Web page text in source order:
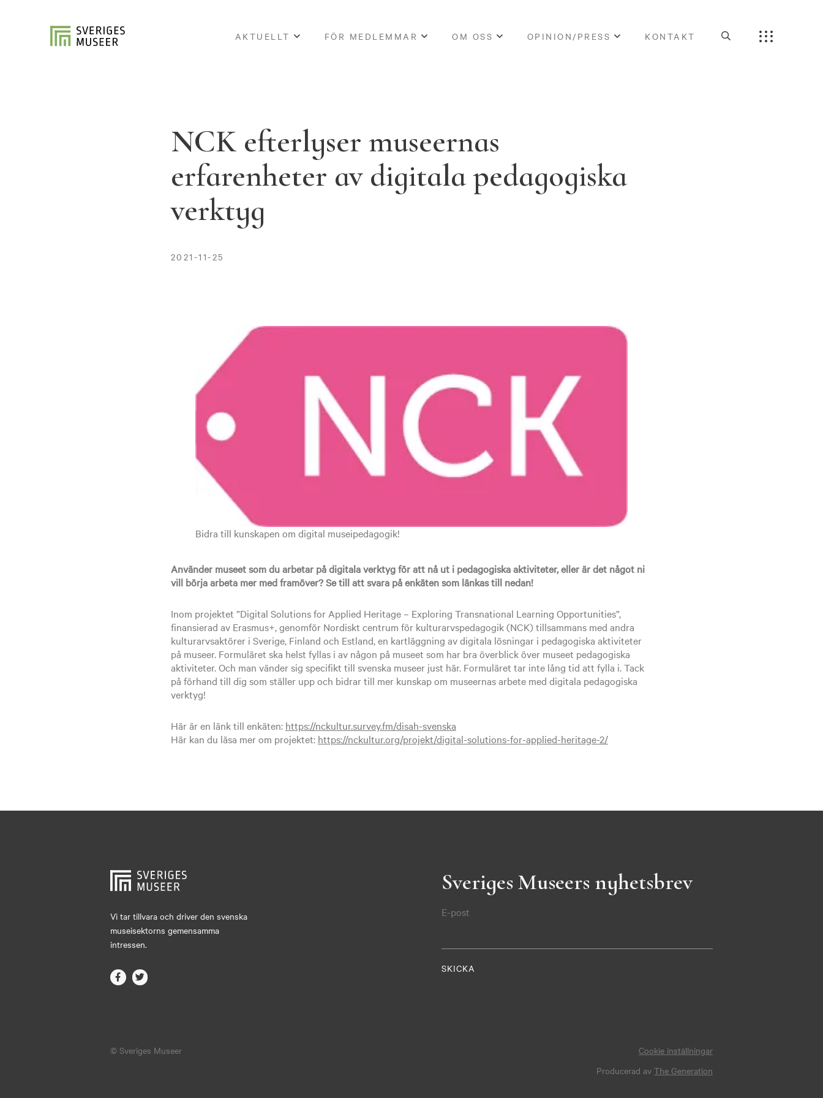
AKTUELLT FÖR MEDLEMMAR OM OSS OPINION/PRESS KONTAKT
NCK efterlyser museernas
erfarenheter av digitala pedagogiska
verktyg
2021-11-25
Bidra till kunskapen om digital museipedagogik!
Använder museet som du arbetar på digitala verktyg för att nå ut i pedagogiska aktiviteter, eller är det något ni
vill börja arbeta mer med framöver? Se till att svara på enkäten som länkas till nedan!
Inom projektet ”Digital Solutions for Applied Heritage – Exploring Transnational Learning Opportunities”,
finansierad av Erasmus+, genomför Nordiskt centrum för kulturarvspedagogik (NCK) tillsammans med andra
kulturarvsaktörer i Sverige, Finland och Estland, en kartläggning av digitala lösningar i pedagogiska aktiviteter
på museer. Formuläret ska helst fyllas i av någon på museet som har bra överblick över museet pedagogiska
aktiviteter. Och man vänder sig specifikt till svenska museer just här. Formuläret tar inte lång tid att fylla i. Tack
på förhand till dig som ställer upp och bidrar till mer kunskap om museernas arbete med digitala pedagogiska
verktyg!
Här är en länk till enkäten: https://nckultur.survey.fm/disah-svenska
Här kan du läsa mer om projektet: https://nckultur.org/projekt/digital-solutions-for-applied-heritage-2/
Vi tar tillvara och driver den svenska
museisektorns gemensamma
intressen.
Sveriges Museers nyhetsbrev
E-post
© Sveriges Museer
Cookie inställningar
Producerad av The Generation